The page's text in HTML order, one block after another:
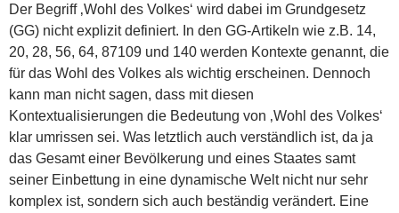
Der Begriff ‚Wohl des Volkes‘ wird dabei im Grundgesetz
(GG) nicht explizit definiert. In den GG-Artikeln wie z.B. 14,
20, 28, 56, 64, 87109 und 140 werden Kontexte genannt, die
für das Wohl des Volkes als wichtig erscheinen. Dennoch
kann man nicht sagen, dass mit diesen
Kontextualisierungen die Bedeutung von ‚Wohl des Volkes‘
klar umrissen sei. Was letztlich auch verständlich ist, da ja
das Gesamt einer Bevölkerung und eines Staates samt
seiner Einbettung in eine dynamische Welt nicht nur sehr
komplex ist, sondern sich auch beständig verändert. Eine